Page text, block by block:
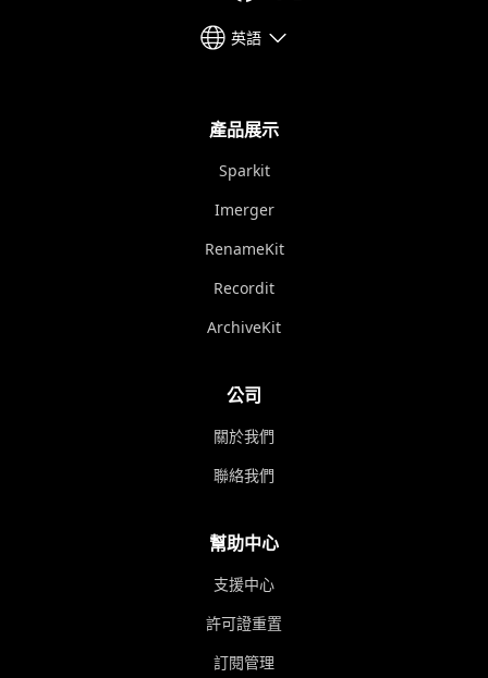
英語
產品展示
Sparkit
Imerger
RenameKit
Recordit
ArchiveKit
公司
關於我們
聯絡我們
幫助中心
支援中心
許可證重置
訂閱管理